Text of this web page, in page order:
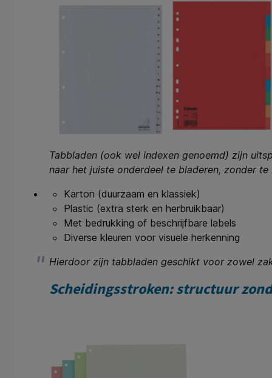
Tabbladen (ook wel indexen genoemd) zijn
naar het juiste onderdeel te bladeren, zonder
Karton (duurzaam en klassiek)
Plastic (extra sterk en herbruikbaar)
Met bedrukking of beschrijfbare labels
Diverse kleuren voor visuele herkenning
Hierdoor zijn tabbladen geschikt voor zowel
Scheidingsstroken: structuur